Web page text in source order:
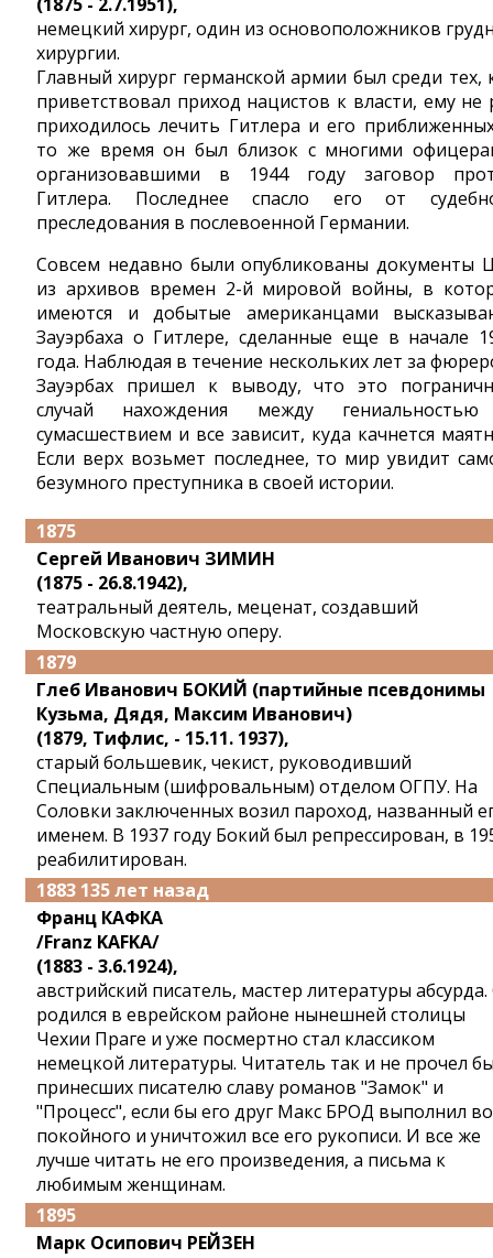
немецкий хирург, один из основоположников
хирургии.
Главный хирург германской армии был среди тех,
приветствовал приход нацистов к власти, ему не
приходилось лечить Гитлера и его
то же время он был близок с многими
организовавшими в 1944 году заговор
Гитлера. Последнее спасло его от
преследования в послевоенной Германии.
Совсем недавно были опубликованы документы
из архивов времен 2-й мировой войны, в
имеются и добытые американцами
Зауэрбаха о Гитлере, сделанные еще в начале
года. Наблюдая в течение нескольких лет за
Зауэрбах пришел к выводу, что это
случай нахождения между
сумасшествием и все зависит, куда качнется
Если верх возьмет последнее, то мир увидит
безумного преступника в своей истории.
1875
Сергей Иванович ЗИМИН
(1875 - 26.8.1942),
театральный деятель, меценат, создавший
Московскую частную оперу.
1879
Глеб Иванович БОКИЙ (партийные псевдонимы
Кузьма, Дядя, Максим Иванович)
(1879, Тифлис, - 15.11. 1937),
старый большевик, чекист, руководивший
Специальным (шифровальным) отделом ОГПУ. На
Соловки заключенных возил пароход, названный
именем. В 1937 году Бокий был репрессирован, в
реабилитирован.
1883 135 лет назад
Франц КАФКА
/Franz KAFKA/
(1883 - 3.6.1924),
австрийский писатель, мастер литературы
родился в еврейском районе нынешней столицы
Чехии Праге и уже посмертно стал классиком
немецкой литературы. Читатель так и не прочел
принесших писателю славу романов "Замок" и
"Процесс", если бы его друг Макс БРОД выполнил
покойного и уничтожил все его рукописи. И все же
лучше читать не его произведения, а письма к
любимым женщинам.
1895
Марк Осипович РЕЙЗЕН